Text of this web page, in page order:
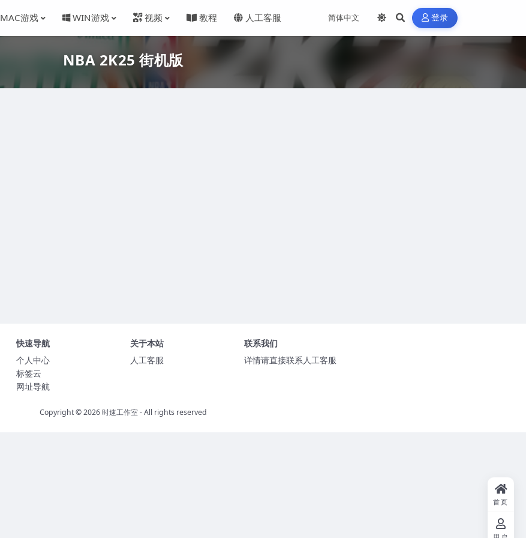
MAC游戏 WIN游戏 视频 教程 人工客服 登录
NBA 2K25 街机版
快速导航
个人中心
标签云
网址导航
关于本站
人工客服
联系我们
详情请直接联系人工客服
Copyright © 2026时速工作室- All rights reserved
首页